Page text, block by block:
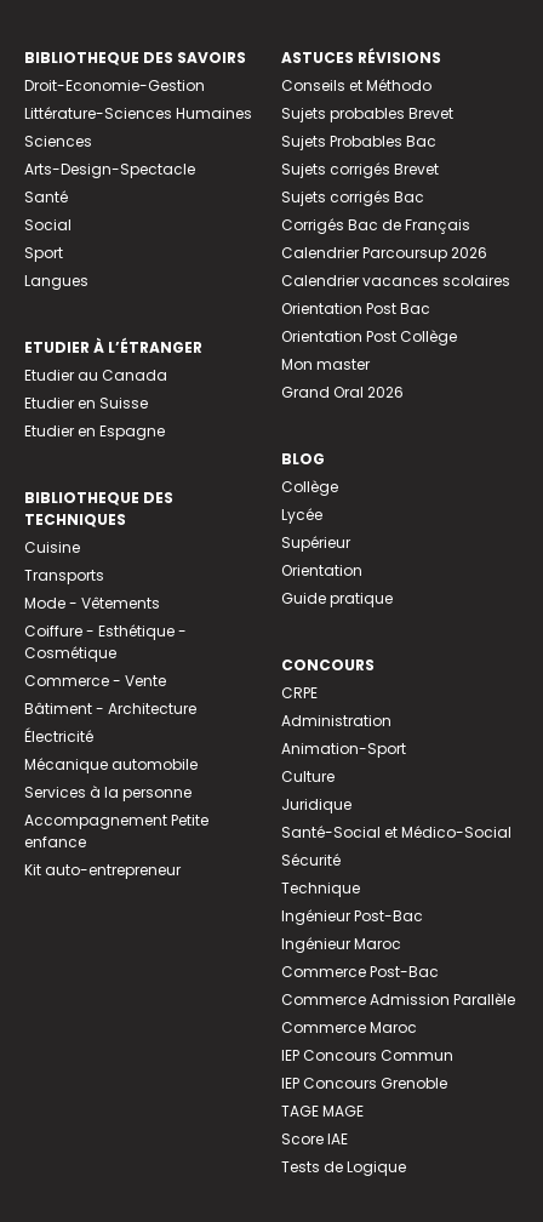
BIBLIOTHEQUE DES SAVOIRS
Droit-Economie-Gestion
Littérature-Sciences Humaines
Sciences
Arts-Design-Spectacle
Santé
Social
Sport
Langues
ETUDIER À L’ÉTRANGER
Etudier au Canada
Etudier en Suisse
Etudier en Espagne
BIBLIOTHEQUE DES
TECHNIQUES
Cuisine
Transports
Mode - Vêtements
Coiffure - Esthétique -
Cosmétique
Commerce - Vente
Bâtiment - Architecture
Électricité
Mécanique automobile
Services à la personne
Accompagnement Petite
enfance
Kit auto-entrepreneur
ASTUCES RÉVISIONS
Conseils et Méthodo
Sujets probables Brevet
Sujets Probables Bac
Sujets corrigés Brevet
Sujets corrigés Bac
Corrigés Bac de Français
Calendrier Parcoursup 2026
Calendrier vacances scolaires
Orientation Post Bac
Orientation Post Collège
Mon master
Grand Oral 2026
BLOG
Collège
Lycée
Supérieur
Orientation
Guide pratique
CONCOURS
CRPE
Administration
Animation-Sport
Culture
Juridique
Santé-Social et Médico-Social
Sécurité
Technique
Ingénieur Post-Bac
Ingénieur Maroc
Commerce Post-Bac
Commerce Admission Parallèle
Commerce Maroc
IEP Concours Commun
IEP Concours Grenoble
TAGE MAGE
Score IAE
Tests de Logique